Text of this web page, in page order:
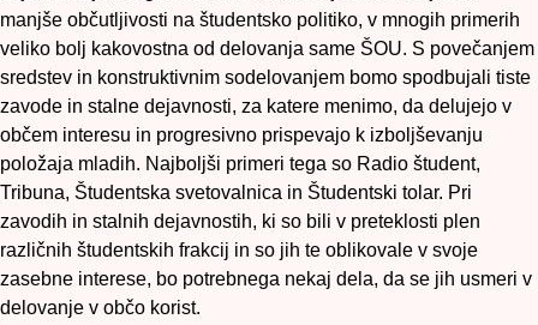
manjše občutljivosti na študentsko politiko, v mnogih primerih
veliko bolj kakovostna od delovanja same ŠOU. S povečanjem
sredstev in konstruktivnim sodelovanjem bomo spodbujali tiste
zavode in stalne dejavnosti, za katere menimo, da delujejo v
občem interesu in progresivno prispevajo k izboljševanju
položaja mladih. Najboljši primeri tega so Radio študent,
Tribuna, Študentska svetovalnica in Študentski tolar. Pri
zavodih in stalnih dejavnostih, ki so bili v preteklosti plen
različnih študentskih frakcij in so jih te oblikovale v svoje
zasebne interese, bo potrebnega nekaj dela, da se jih usmeri v
delovanje v občo korist.